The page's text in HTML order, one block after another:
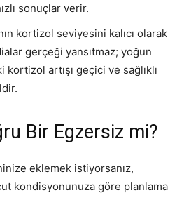
sonuçlar verir.
kortizol seviyesini kalıcı olarak
gerçeği yansıtmaz; yoğun
kortizol artışı geçici ve sağlıklı
Bir Egzersiz mi?
eklemek istiyorsanız,
kondisyonunuza göre planlama